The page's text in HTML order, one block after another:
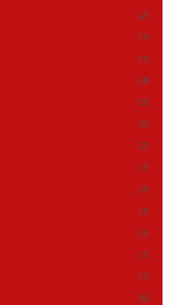
(2)
(1)
(1)
(4)
(3)
(5)
(2)
(1)
(3)
(3)
(3)
(1)
(1)
(6)